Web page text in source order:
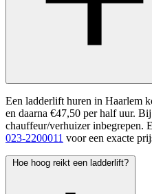
Een ladderlift huren in Haarlem
en daarna €47,50 per half uur.
chauffeur/verhuizer inbegrepen.
023-2200011 voor een exacte
Hoe hoog reikt een ladderlift?